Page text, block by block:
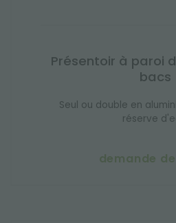
Présentoir à paroi
bacs
Seul ou double en
réserve
demande